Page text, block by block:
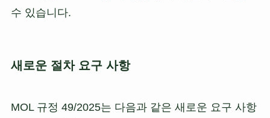
수 있습니다.
새로운 절차 요구 사항
MOL 규정 49/2025는 다음과 같은 새로운 요구 사항